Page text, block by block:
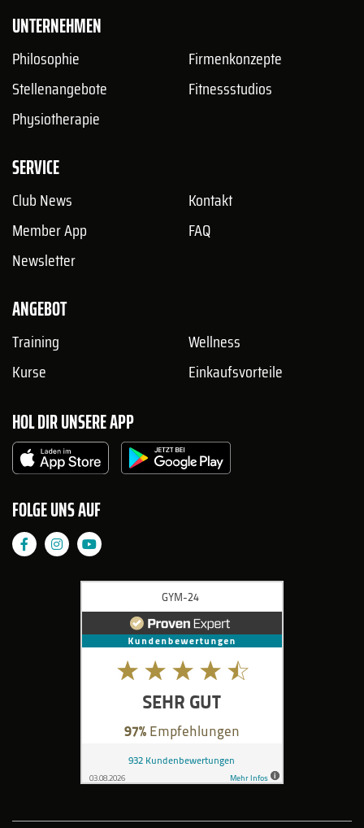
UNTERNEHMEN
Philosophie
Stellenangebote
Physiotherapie
Firmenkonzepte
Fitnessstudios
SERVICE
Club News
Member App
Newsletter
Kontakt
FAQ
ANGEBOT
Training
Kurse
Wellness
Einkaufsvorteile
HOL DIR UNSERE APP
FOLGE UNS AUF